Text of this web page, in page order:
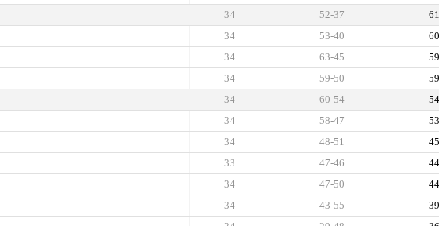
61
52-37
34
60
53-40
34
59
63-45
34
59
59-50
34
54
60-54
34
53
58-47
34
45
48-51
34
44
47-46
33
44
47-50
34
39
43-55
34